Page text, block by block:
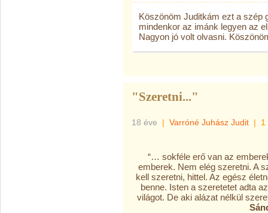
Köszönöm Juditkám ezt a szép
mindenkor az imánk legyen az
Nagyon jó volt olvasni.
"Szeretni..."
18 éve | Varróné Juhász Judit | 1
“… sokféle erő van az
emberek. Nem elég szeretni. A
kell szeretni, hittel. Az egész
benne. Isten a szeretetet adta
világot. De aki alázat nélkül